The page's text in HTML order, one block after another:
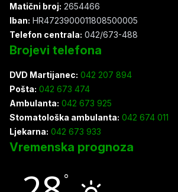
Matični broj: 2654466
Iban: HR4723900011808500005
Telefon centrala: 042/673-488
Brojevi telefona
DVD Martijanec: 042 207 894
Pošta: 042 673 474
Ambulanta: 042 673 925
Stomatološka ambulanta: 042 674 011
Ljekarna: 042 673 933
Vremenska prognoza
°